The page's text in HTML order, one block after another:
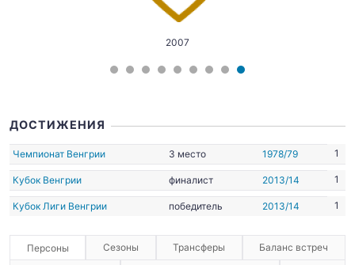
2007
ДОСТИЖЕНИЯ
Чемпионат Венгрии 3 место 1978/79 1
Кубок Венгрии финалист 2013/14 1
Кубок Лиги Венгрии победитель 2013/14 1
Персоны Сезоны Трансферы Баланс встреч